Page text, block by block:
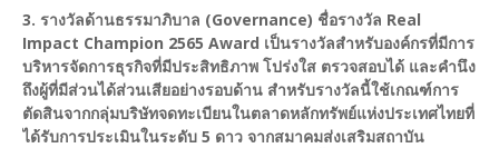
3. รางวัลด้านธรรมาภิบาล (Governance) ชื่อรางวัล Real
Impact Champion 2565 Award เป็นรางวัลสำหรับองค์กรที่มีการ
บริหารจัดการธุรกิจที่มีประสิทธิภาพ โปร่งใส ตรวจสอบได้ และคำนึง
ถึงผู้ที่มีส่วนได้ส่วนเสียอย่างรอบด้าน สำหรับรางวัลนี้ใช้เกณฑ์การ
ตัดสินจากกลุ่มบริษัทจดทะเบียนในตลาดหลักทรัพย์แห่งประเทศไทยที่
ได้รับการประเมินในระดับ 5 ดาว จากสมาคมส่งเสริมสถาบัน